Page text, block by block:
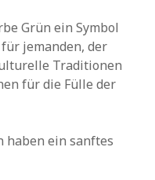
Grün ein Symbol
jemanden, der
Traditionen
für die Fülle der
haben ein sanftes